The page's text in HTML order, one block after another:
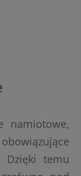
namiotowe,
Dzięki temu